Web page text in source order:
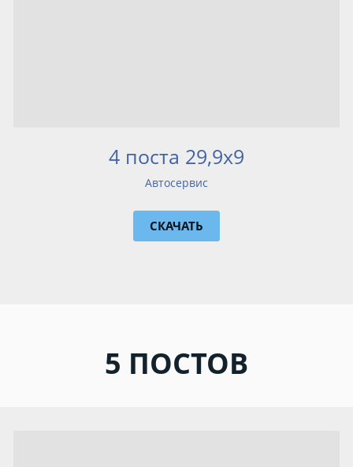
4 поста 29,9х9
Автосервис
СКАЧАТЬ
5 ПОСТОВ